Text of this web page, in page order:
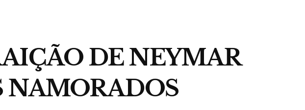
DE NEYMAR
NAMORADOS